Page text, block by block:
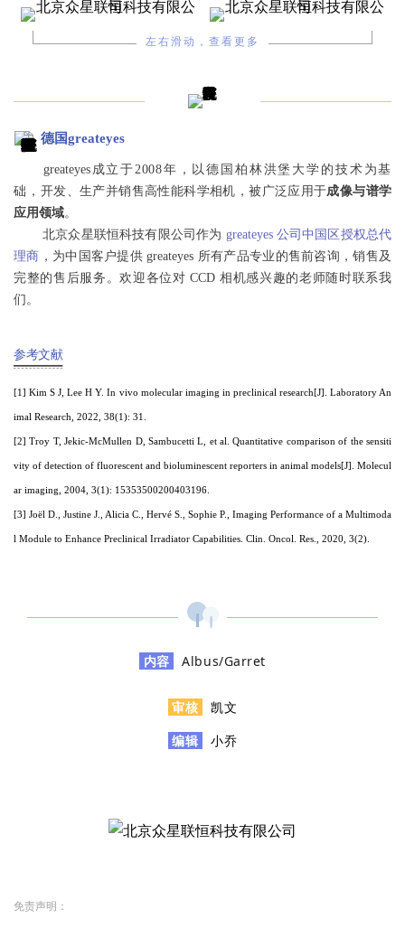
左右滑动，查看更多
德国greateyes
greateyes 成立于2008年，以德国柏林洪堡大学的技术为基
础， 开发、生产并销售高性能科学相机，被广泛应用于成像与谱学
应用领域。
北京众星联恒科技有限公司作为 greateyes 公司中国区授权总代
理商 ，为中国客户提供 greateyes 所有产品专业的售前咨询，销售及
完整的售后服务。欢迎各位对 CCD 相机感兴趣的老师随时联系我
们。
参考文献
[1] Kim S J, Lee H Y. In vivo molecular imaging in preclinical research[J]. Laboratory An
imal Research, 2022, 38(1): 31.
[2] Troy T, Jekic-McMullen D, Sambucetti L, et al. Quantitative comparison of the sensiti
vity of detection of fluorescent and bioluminescent reporters in animal models[J]. Molecul
ar imaging, 2004, 3(1): 15353500200403196.
[3] Joël D., Justine J., Alicia C., Hervé S., Sophie P., Imaging Performance of a Multimoda
l Module to Enhance Preclinical Irradiator Capabilities. Clin. Oncol. Res., 2020, 3(2).
内容 Albus/Garret
审核
凯文
编辑
小乔
免责声明：